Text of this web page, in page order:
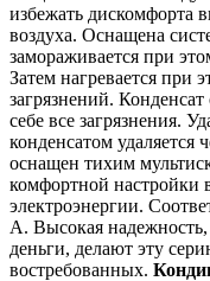
избежать дискомфорта
воздуха. Оснащена
замораживается при
Затем нагревается при
загрязнений.
себе все загрязнения.
конденсатом удаляется
оснащен тихим
комфортной настройки
электроэнергии.
A. Высокая
деньги, делают эту
востребованных.